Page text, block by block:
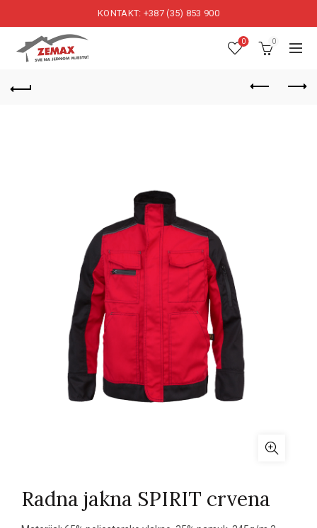
KONTAKT: +387 (35) 853 900
0 0
Radna jakna SPIRIT crvena